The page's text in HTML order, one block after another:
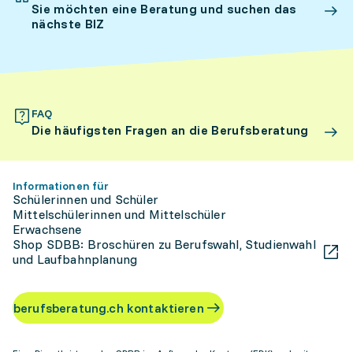
Sie möchten eine Beratung und suchen das
nächste BIZ
FAQ
Die häufigsten Fragen an die Berufsberatung
Informationen für
Schülerinnen und Schüler
Mittelschülerinnen und Mittelschüler
Erwachsene
Shop SDBB: Broschüren zu Berufswahl, Studienwahl
und Laufbahnplanung
berufsberatung.ch kontaktieren